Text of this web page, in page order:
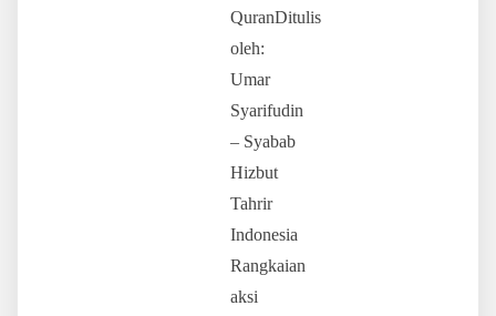
QuranDitulis
oleh:
Umar
Syarifudin
– Syabab
Hizbut
Tahrir
Indonesia
Rangkaian
aksi